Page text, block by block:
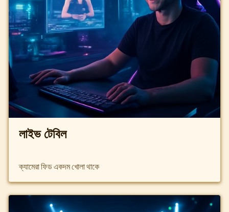
লাইভ টেবিল
ক্যামেরা ফিড একদম খোলা থাকে